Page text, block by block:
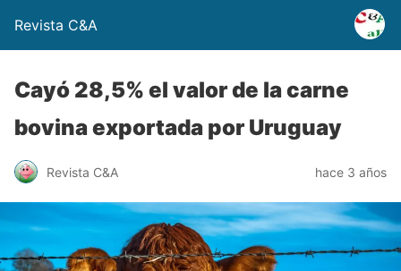
Revista C&A
Cayó 28,5% el valor de la carne
bovina exportada por Uruguay
Revista C&A hace 3 años